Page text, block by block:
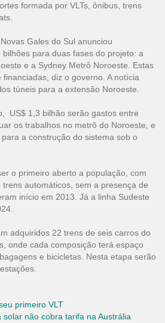
formada por VLTs, ônibus, trens
Gales do Sul anunciou
para duas fases do projeto: a
e a Sydney Metrô Noroeste. Estas
diz o governo. A notícia
túneis para a extensão Noroeste.
US$ 1,3 bilhão serão gastos entre
os trabalhos no metrô do Noroeste, e
a construção do sistema sob o
o primeiro aberto a população, com
automáticos, sem a presença de
início em 2013. Já a linha Sudeste
adquiridos 22 trens de seis carros do
onde cada composição terá espaço
e bicicletas. Nesta etapa serão
primeiro VLT
não cobra tarifa na Austrália